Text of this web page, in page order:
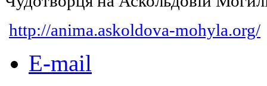
http://anima.askoldova-mohyla.org/
E-mail